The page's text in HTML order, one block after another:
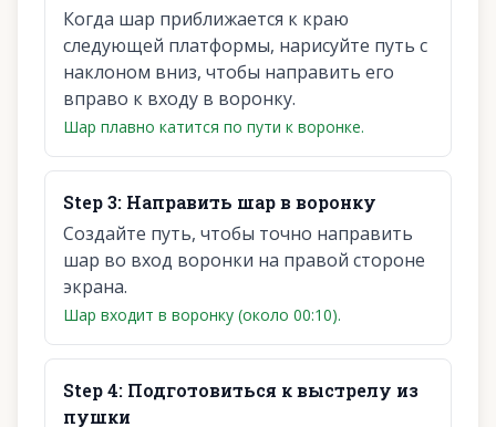
Когда шар приближается к краю
следующей платформы, нарисуйте путь с
наклоном вниз, чтобы направить его
вправо к входу в воронку.
Шар плавно катится по пути к воронке.
Step3: Направить шар в воронку
Создайте путь, чтобы точно направить
шар во вход воронки на правой стороне
экрана.
Шар входит в воронку (около 00:10).
Step4: Подготовиться к выстрелу из
пушки